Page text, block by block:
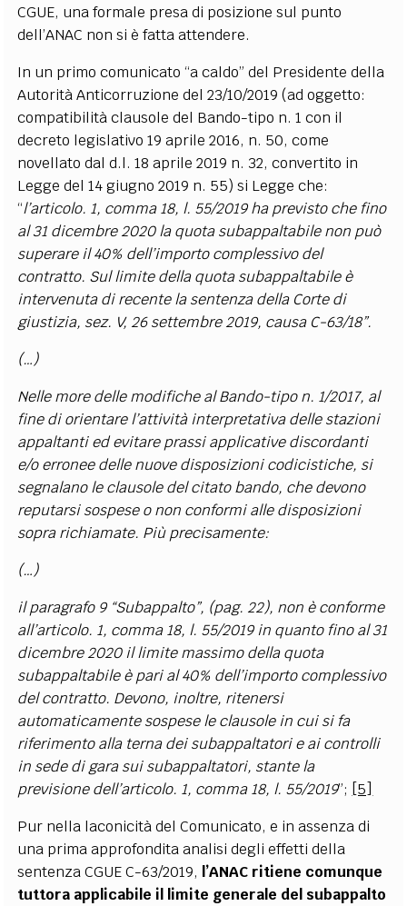
CGUE, una formale presa di posizione sul punto
dell’ANAC non si è fatta attendere.
In un primo comunicato “a caldo” del Presidente della
Autorità Anticorruzione del 23/10/2019 (ad oggetto:
compatibilità clausole del Bando-tipo n. 1 con il
decreto legislativo 19 aprile 2016, n. 50, come
novellato dal d.l. 18 aprile 2019 n. 32, convertito in
Legge del 14 giugno 2019 n. 55) si Legge che:
“l’articolo. 1, comma 18, l. 55/2019 ha previsto che fino
al 31 dicembre 2020 la quota subappaltabile non può
superare il 40% dell’importo complessivo del
contratto. Sul limite della quota subappaltabile è
intervenuta di recente la sentenza della Corte di
giustizia, sez. V, 26 settembre 2019, causa C-63/18”.
(…)
Nelle more delle modifiche al Bando-tipo n. 1/2017, al
fine di orientare l’attività interpretativa delle stazioni
appaltanti ed evitare prassi applicative discordanti
e/o erronee delle nuove disposizioni codicistiche, si
segnalano le clausole del citato bando, che devono
reputarsi sospese o non conformi alle disposizioni
sopra richiamate. Più precisamente:
(…)
il paragrafo 9 “Subappalto”, (pag. 22), non è conforme
all’articolo. 1, comma 18, l. 55/2019 in quanto fino al 31
dicembre 2020 il limite massimo della quota
subappaltabile è pari al 40% dell’importo complessivo
del contratto. Devono, inoltre, ritenersi
automaticamente sospese le clausole in cui si fa
riferimento alla terna dei subappaltatori e ai controlli
in sede di gara sui subappaltatori, stante la
previsione dell’articolo. 1, comma 18, l. 55/2019”; [5]
Pur nella laconicità del Comunicato, e in assenza di
una prima approfondita analisi degli effetti della
sentenza CGUE C-63/2019, l’ANAC ritiene comunque
tuttora applicabile il limite generale del subappalto